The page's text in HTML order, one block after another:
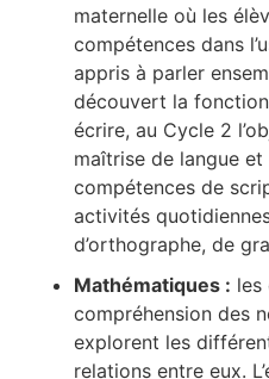
maternelle où les
compétences dans
appris à parler
découvert la
écrire, au Cycle 2
maîtrise de langue et
compétences de
activités
d’orthographe, de
Mathématiques : les
compréhension des
explorent les
relations entre eux.